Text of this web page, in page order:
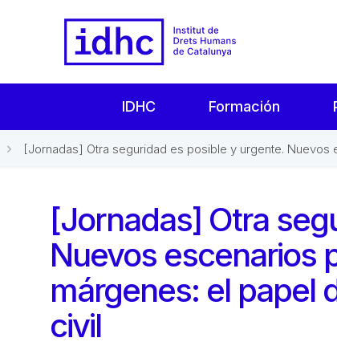
IDHC Formación
[Jornadas] Otra seguridad es posible y urgente. Nuevos
[Jornadas] Otra
Nuevos escenarios
márgenes: el papel
civil